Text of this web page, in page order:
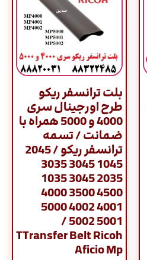
بلت ترانسفر ریکو
طرح اورجینال سری
4000 و 5000 همراه با
ضمانت / تسمه
ترانسفر ریکو / 2045
1045 3045 3035
2035 3045 1035
4500 3500 4000
4001 4002 5000
5001 5002 /
TTransfer Belt Ricoh
Aficio Mp